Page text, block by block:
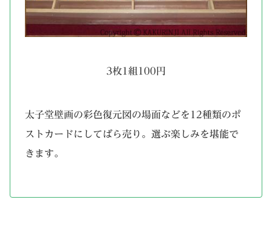
3枚1組100円
太子堂壁画の彩色復元図の場面などを12種類のポ
ストカードにしてばら売り。選ぶ楽しみを堪能で
きます。